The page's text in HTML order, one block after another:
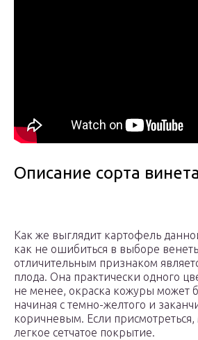
Описание сорта винета
Как же выглядит картофель
как не ошибиться в выборе
отличительным признаком
плода. Она практически одного
не менее, окраска кожуры может
начиная с темно-желтого и
коричневым. Если
легкое сетчатое покрытие.